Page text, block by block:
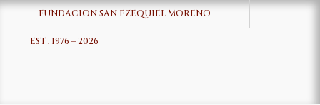
FUNDACION SAN EZEQUIEL MORENO
EST . 1976 – 2026